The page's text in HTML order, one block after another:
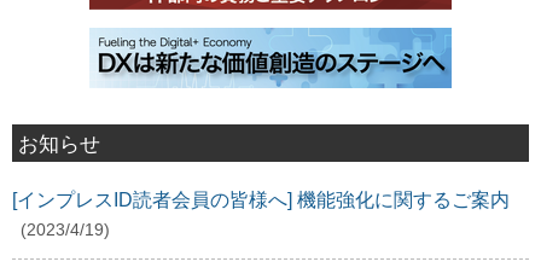
お知らせ
[インプレスID読者会員の皆様へ] 機能強化に関するご案内
(2023/4/19)